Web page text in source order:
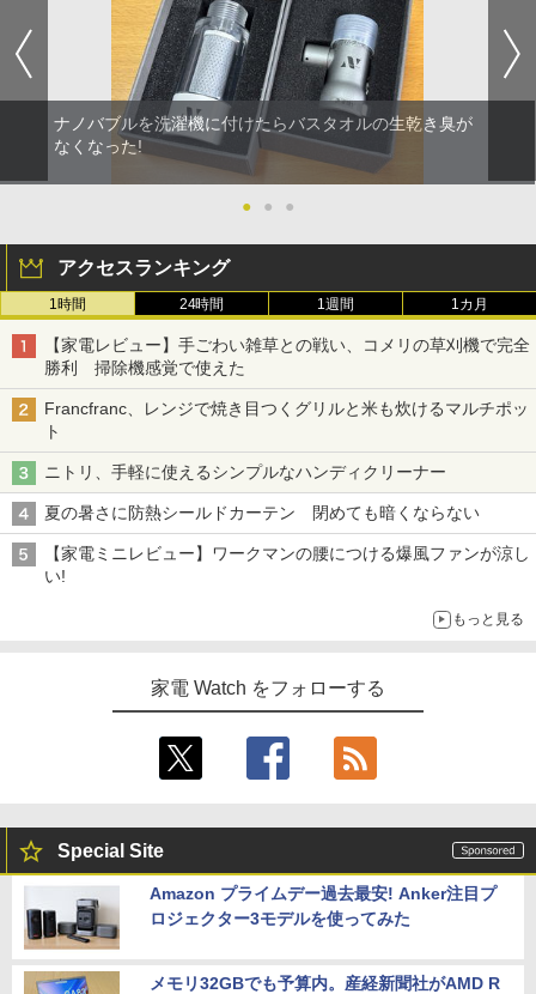
ナノバブルを洗濯機に付けたらバスタオルの生乾き臭が
なくなった!
● ● ●
アクセスランキング
1時間 24時間 1週間 1カ月
【家電レビュー】手ごわい雑草との戦い、コメリの草刈機で完全
勝利 掃除機感覚で使えた
Francfranc、レンジで焼き目つくグリルと米も炊けるマルチポッ
ト
ニトリ、手軽に使えるシンプルなハンディクリーナー
夏の暑さに防熱シールドカーテン 閉めても暗くならない
【家電ミニレビュー】ワークマンの腰につける爆風ファンが涼し
い!
もっと見る
家電 Watch をフォローする
Special Site
Amazon プライムデー過去最安! Anker注目プ
ロジェクター3モデルを使ってみた
メモリ32GBでも予算内。産経新聞社がAMD R